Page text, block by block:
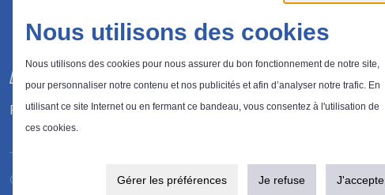
Fabricant de solutions pour la gestion des déchets.
© 2026 Probbax . Tous droits réservés.Politique de confidentialité
Nous utilisons des cookies
Nous utilisons des cookies pour nous assurer du bon fonctionnement de notre site,
pour personnaliser notre contenu et nos publicités et afin d’analyser notre trafic. En
utilisant ce site Internet ou en fermant ce bandeau, vous consentez à l'utilisation de
ces cookies.
Gérer les préférences Je refuse J'accepte